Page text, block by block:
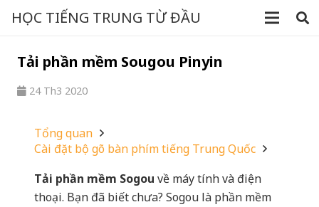
HỌC TIẾNG TRUNG TỪ ĐẦU
Tải phần mềm Sougou Pinyin
24 Th3 2020
Tổng quan
Cài đặt bộ gõ bàn phím tiếng Trung Quốc
Tải phần mềm Sogou về máy tính và điện
thoại. Bạn đã biết chưa? Sogou là phần mềm